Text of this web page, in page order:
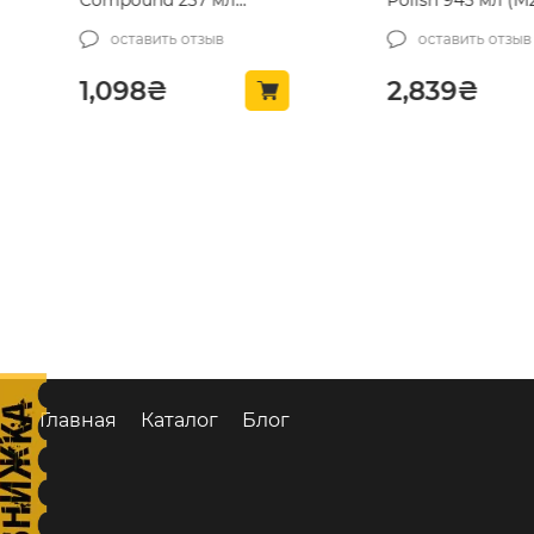
(M10508)
оставить отзыв
1,098₴
оставить отзыв
2,839₴
Главная Каталог Блог